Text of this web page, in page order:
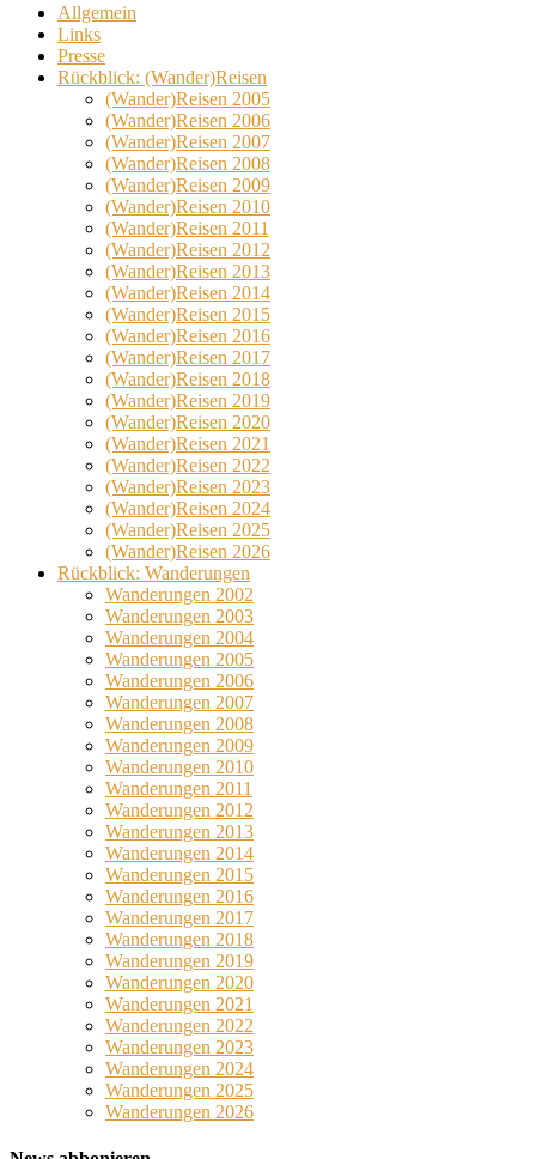
Allgemein
Links
Presse
Rückblick: (Wander)Reisen
(Wander)Reisen 2005
(Wander)Reisen 2006
(Wander)Reisen 2007
(Wander)Reisen 2008
(Wander)Reisen 2009
(Wander)Reisen 2010
(Wander)Reisen 2011
(Wander)Reisen 2012
(Wander)Reisen 2013
(Wander)Reisen 2014
(Wander)Reisen 2015
(Wander)Reisen 2016
(Wander)Reisen 2017
(Wander)Reisen 2018
(Wander)Reisen 2019
(Wander)Reisen 2020
(Wander)Reisen 2021
(Wander)Reisen 2022
(Wander)Reisen 2023
(Wander)Reisen 2024
(Wander)Reisen 2025
(Wander)Reisen 2026
Rückblick: Wanderungen
Wanderungen 2002
Wanderungen 2003
Wanderungen 2004
Wanderungen 2005
Wanderungen 2006
Wanderungen 2007
Wanderungen 2008
Wanderungen 2009
Wanderungen 2010
Wanderungen 2011
Wanderungen 2012
Wanderungen 2013
Wanderungen 2014
Wanderungen 2015
Wanderungen 2016
Wanderungen 2017
Wanderungen 2018
Wanderungen 2019
Wanderungen 2020
Wanderungen 2021
Wanderungen 2022
Wanderungen 2023
Wanderungen 2024
Wanderungen 2025
Wanderungen 2026